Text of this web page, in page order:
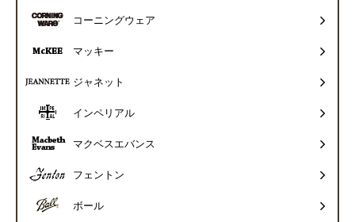
コーニングウェア
マッキー
ジャネット
インペリアル
マクベスエバンス
フェントン
ボール